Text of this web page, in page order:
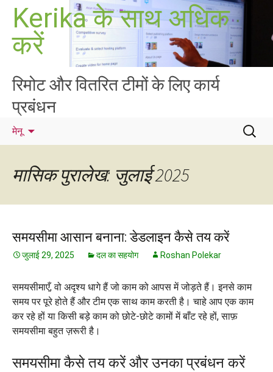
सामग्री
जाएं
Kerika के साथ अधिक
करें
रिमोट और वितरित टीमों के लिए कार्य
प्रबंधन
मेनू
निम्न
को
मासिक पुरालेख: जुलाई 2025
समयसीमा आसान बनाना: डेडलाइन कैसे तय करें
जुलाई 29, 2025 दल का सहयोग Roshan Polekar
समयसीमाएँ, वो अदृश्य धागे हैं जो काम को आपस में जोड़ते हैं। इनसे काम
समय पर पूरे होते हैं और टीम एक साथ काम करती है। चाहे आप एक काम
कर रहे हों या किसी बड़े काम को छोटे-छोटे कामों में बाँट रहे हों, साफ़
समयसीमा बहुत ज़रूरी है।
समयसीमा कैसे तय करें और उनका प्रबंधन करें